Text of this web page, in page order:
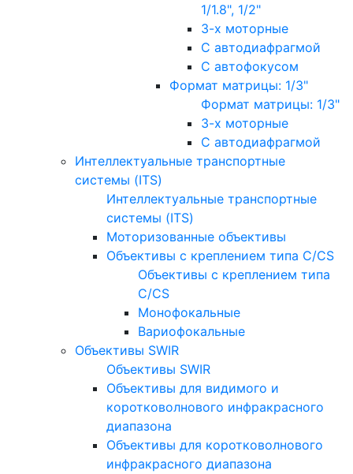
1/1.8", 1/2"
3-х моторные
С автодиафрагмой
С автофокусом
Формат матрицы: 1/3"
Формат матрицы: 1/3"
3-х моторные
С автодиафрагмой
Интеллектуальные транспортные
системы (ITS)
Интеллектуальные транспортные
системы (ITS)
Моторизованные объективы
Объективы с креплением типа C/CS
Объективы с креплением типа
C/CS
Монофокальные
Вариофокальные
Объективы SWIR
Объективы SWIR
Объективы для видимого и
коротковолнового инфракрасного
диапазона
Объективы для коротковолнового
инфракрасного диапазона